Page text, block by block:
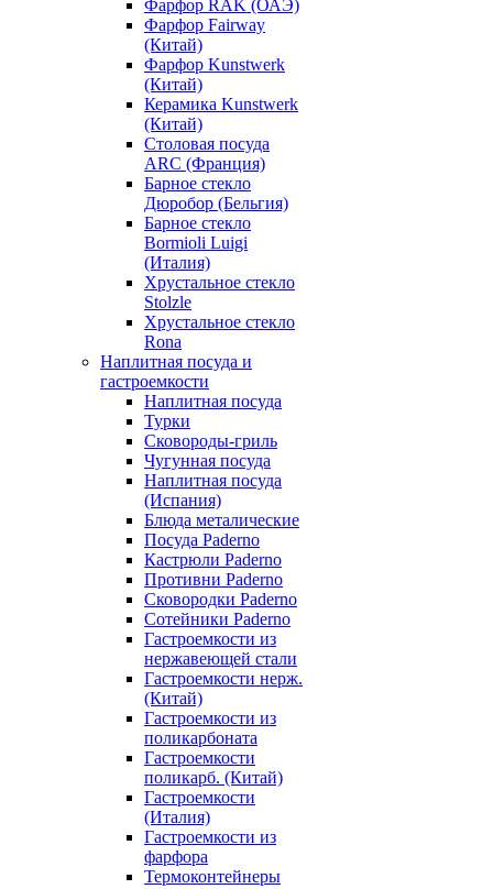
Фарфор RAK (ОАЭ)
Фарфор Fairway
(Китай)
Фарфор Kunstwerk
(Китай)
Керамика Kunstwerk
(Китай)
Столовая посуда
ARC (Франция)
Барное стекло
Дюробор (Бельгия)
Барное стекло
Bormioli Luigi
(Италия)
Хрустальное стекло
Stolzle
Хрустальное стекло
Rona
Наплитная посуда и
гастроемкости
Наплитная посуда
Турки
Сковороды-гриль
Чугунная посуда
Наплитная посуда
(Испания)
Блюда металические
Посуда Paderno
Кастрюли Paderno
Противни Paderno
Сковородки Paderno
Сотейники Paderno
Гастроемкости из
нержавеющей стали
Гастроемкости нерж.
(Китай)
Гастроемкости из
поликарбоната
Гастроемкости
поликарб. (Китай)
Гастроемкости
(Италия)
Гастроемкости из
фарфора
Термоконтейнеры